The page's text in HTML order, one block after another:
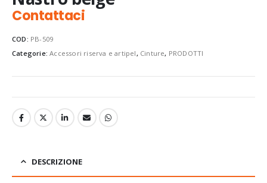
Contattaci
COD: PB-509
Categorie:Accessori riserva e artipel , Cinture, PRODOTTI
DESCRIZIONE